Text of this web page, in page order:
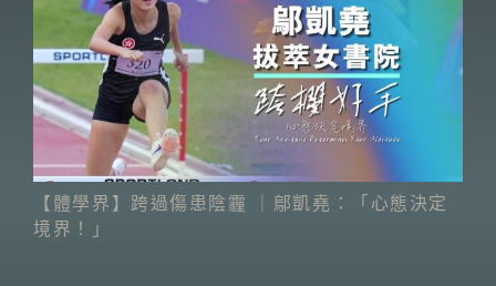
【體學界】跨過傷患陰霾 ｜鄔凱堯：「心態決定
境界！」